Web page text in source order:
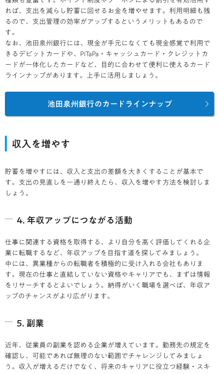
れば、支出を減らし貯蓄に回せるお金を増やせます。利用明細も残
るので、支出管理の効率がアップするというメリットもあるので
す。
なお、池田泉州銀行には、現金が手元になくても現金感覚で利用で
きるデビットカードや、PiTaPa・キャッシュカード・クレジットカ
ードが一体化したカードなど、目的に合わせて便利に使えるカード
ラインナップがあります。上手に活用しましょう。
池田泉州銀行のカードラインナップ
収入を増やす
貯蓄を増やすには、収入と支出の差額を大きくすることが基本で
す。支出の見直しを一通り終えたら、収入を増やす方法を検討しま
しょう。
4. 年収アップにつながる活動
仕事に関連する資格を取得する、より自分を高く評価してくれる企
業に転職するなど、年収アップを目指す道を探してみましょう。
中には、異業種からの転職者を積極的に受け入れる会社もありま
す。現在の仕事と直結していない資格やキャリアでも、まずは情報
をリサーチするとよいでしょう。納得がいく職場を選べば、年収ア
ップのチャンスがより広がります。
5. 副業
近年、従業員の副業を認める企業が増えています。勤務先の規定を
確認し、可能であれば無理のない範囲でチャレンジしてみましょ
う。収入が増えるだけでなく、将来のキャリアに役立つ経験・スキ